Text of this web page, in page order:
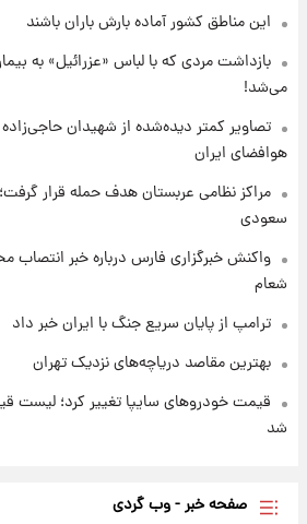
قیمت طلا و سکه امروز پنجشنبه
شارژ جدید کالابرگ
این مناطق کشور آماده بارش باران باشند
بازداشت مردی که با لباس «عزرائیل» به
می‌شد!
تصاویر کمتر دیده‌شده از شهیدان
هوافضای ایران
مراکز نظامی عربستان هدف حمله قرار
سعودی
واکنش خبرگزاری فارس درباره خبر انتصاب
شعام
ترامپ از پایان سریع جنگ با ایران خبر داد
بهترین مقاصد دریاچه‌های نزدیک تهران
شد
صفحه خبر - وب گردی